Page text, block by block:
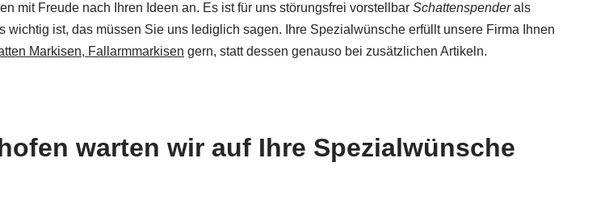
mit Freude nach Ihren Ideen an. Es ist für uns störungsfrei vorstellbar Schattenspenderals
wichtig ist, das müssen Sie uns lediglich sagen. Ihre Spezialwünsche erfüllt unsere Firma Ihnen
Markisen, Fallarmmarkisen gern, statt dessen genauso bei zusätzlichen Artikeln.
warten wir auf Ihre Spezialwünsche